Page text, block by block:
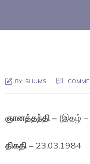
BY: SHUMS
ஞானத்தந்தி – (இதழ் –
திகதி – 23.03.1984